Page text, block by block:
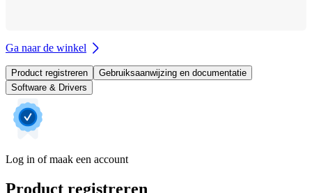
Ga naar de winkel
Product registreren
Gebruiksaanwijzing en documentatie
Software & Drivers
Log in of maak een account
Product registreren